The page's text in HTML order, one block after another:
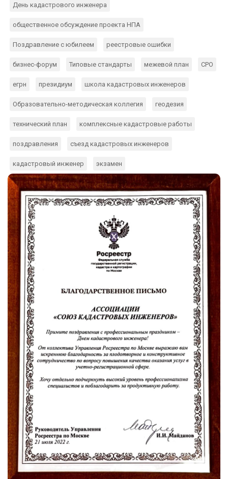
День кадастрового инженера
общественное обсуждение проекта НПА
Поздравление с юбилеем реестровые ошибки
бизнес-форум Типовые стандарты межевой план СРО
егрн президиум школа кадастровых инженеров
Образовательно-методическая коллегия геодезия
технический план комплексные кадастровые работы
поздравления съезд кадастровых инженеров
кадастровый инженер экзамен